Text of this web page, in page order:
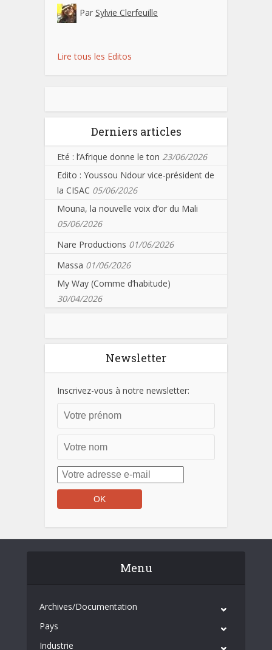
Par Sylvie Clerfeuille
Lire tous les Editos
Derniers articles
Eté : l’Afrique donne le ton 23/06/2026
Edito : Youssou Ndour vice-président de
la CISAC 05/06/2026
Mouna, la nouvelle voix d’or du Mali
05/06/2026
Nare Productions 01/06/2026
Massa 01/06/2026
My Way (Comme d’habitude)
30/04/2026
Newsletter
Inscrivez-vous à notre newsletter:
Menu
Archives/Documentation
Pays
Industrie